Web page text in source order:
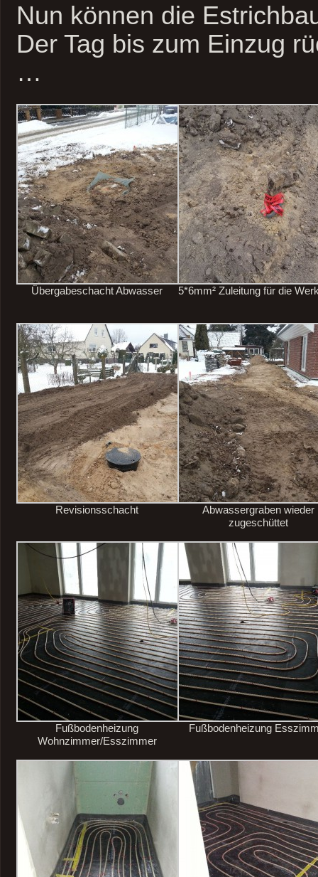
Nun können die
Der Tag bis zum Einzug
…
Übergabeschacht Abwasser 5*6mm² Zuleitung für die
Revisionsschacht
Abwassergraben wieder
zugeschüttet
Fußbodenheizung
Wohnzimmer/Esszimmer
Fußbodenheizung